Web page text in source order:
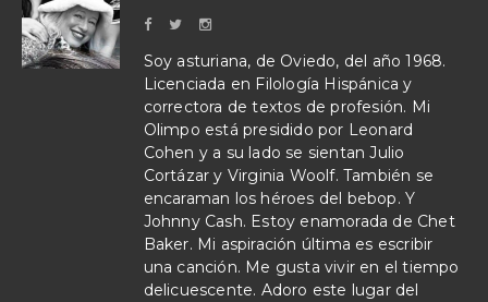
Soy asturiana, de Oviedo, del año 1968.
Licenciada en Filología Hispánica y
correctora de textos de profesión. Mi
Olimpo está presidido por Leonard
Cohen y a su lado se sientan Julio
Cortázar y Virginia Woolf. También se
encaraman los héroes del bebop. Y
Johnny Cash. Estoy enamorada de Chet
Baker. Mi aspiración última es escribir
una canción. Me gusta vivir en el tiempo
delicuescente. Adoro este lugar del